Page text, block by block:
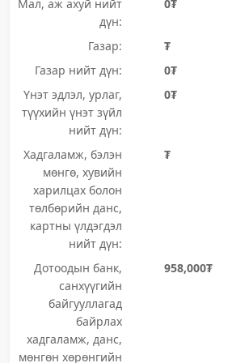
Мал, аж ахуй нийт
дүн:
0₮
Газар:
₮
Газар нийт дүн:
0₮
Үнэт эдлэл, урлаг,
түүхийн үнэт зүйл
нийт дүн:
0₮
Хадгаламж, бэлэн
мөнгө, хувийн
харилцах болон
төлбөрийн данс,
картны үлдэгдэл
нийт дүн:
₮
Дотоодын банк,
санхүүгийн
байгууллагад
байрлах
хадгаламж, данс,
мөнгөн хөрөнгийн
958,000₮